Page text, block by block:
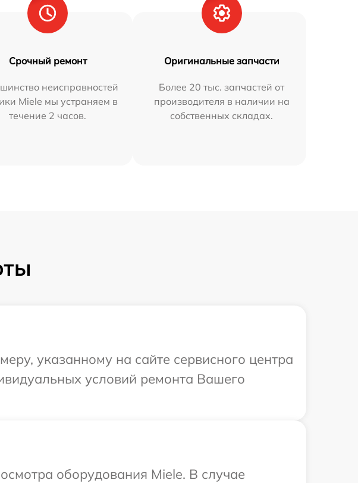
Срочный ремонт
неисправностей
Miele мы устраняем в
течение 2 часов.
Оригинальные запчасти
Более 20 тыс. запчастей от
производителя в наличии на
собственных складах.
указанному на сайте сервисного центра
условий ремонта Вашего
оборудования Miele. В случае